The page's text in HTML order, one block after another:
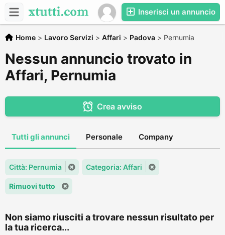
Inserisci un annuncio
Home > Lavoro Servizi > Affari > Padova > Pernumia
Nessun annuncio trovato in
Affari, Pernumia
Crea avviso
Tutti gli annunci Personale Company
Città: Pernumia Categoria: Affari
Rimuovi tutto
Non siamo riusciti a trovare nessun risultato per
la tua ricerca...